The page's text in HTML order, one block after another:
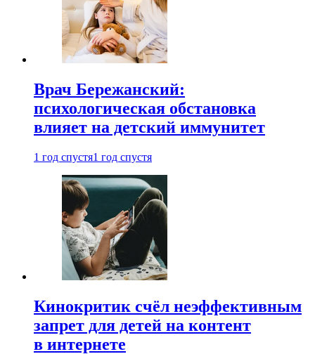
Врач Бережанский:
психологическая обстановка
влияет на детский иммунитет
1 год спустя1 год спустя
Кинокритик счёл неэффективным
запрет для детей на контент
в интернете